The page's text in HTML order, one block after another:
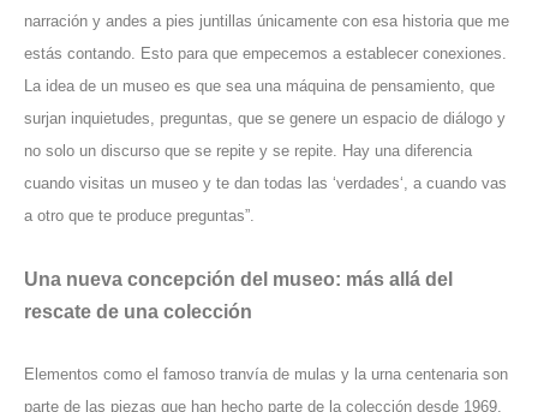
narración y andes a pies juntillas únicamente con esa historia que me
estás contando. Esto para que empecemos a establecer conexiones.
La idea de un museo es que sea una máquina de pensamiento, que
surjan inquietudes, preguntas, que se genere un espacio de diálogo y
no solo un discurso que se repite y se repite. Hay una diferencia
cuando visitas un museo y te dan todas las ‘verdades‘, a cuando vas
a otro que te produce preguntas”.
Una nueva concepción del museo: más allá del
rescate de una colección
Elementos como el famoso tranvía de mulas y la urna centenaria son
parte de las piezas que han hecho parte de la colección desde 1969.